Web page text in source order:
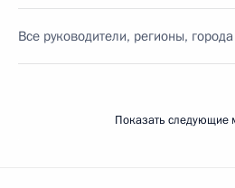
Все руководители, регионы,
Показать следующие